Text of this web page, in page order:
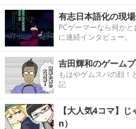
有志日本語化の現
PCゲーマーなら何か
に連続インタビュー。
吉田輝和のゲーム
もはやゲムスパの顔！
記
【大人気4コマ】
n）